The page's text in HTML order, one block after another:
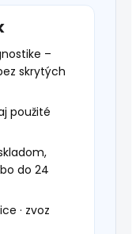
–
skrytých
použité
do 24
· zvoz